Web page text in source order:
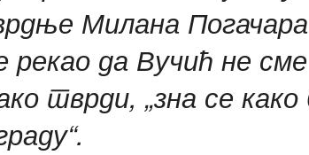
Милана Погачара
рекао да Вучић не
тврди, „зна се